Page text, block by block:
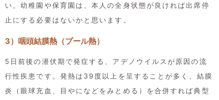
い。幼稚園や保育園は、本人の全身状態が良ければ出席停
止にする必要はないかと思います。
3）咽頭結膜熱（プール熱）
5日前後の潜伏期で発症する、アデノウイルスが原因の流
行性疾患です。発熱は39度以上を呈することが多く、結膜
炎（眼球充血、目やになどをみとめる）を合併すれば典型